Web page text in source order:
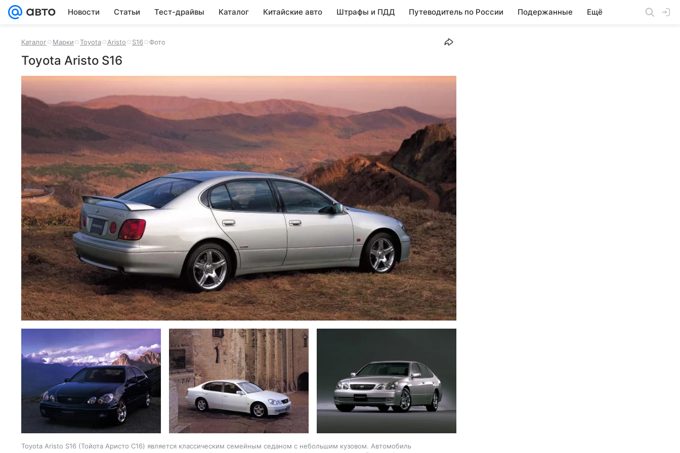
Новости Статьи Тест-драйвы Каталог Китайские авто Штрафы и ПДД Путеводитель по России Подержанные Ещё
Каталог Марки Toyota Aristo S16 Фото
Toyota Aristo S16
Toyota Aristo S16 (Тойота Аристо С16) является классическим семейным седаном с небольшим кузовом. Автомобиль